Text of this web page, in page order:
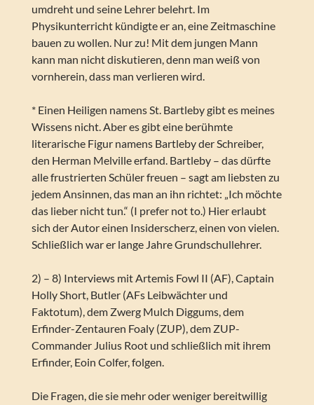
umdreht und seine Lehrer belehrt. Im
Physikunterricht kündigte er an, eine Zeitmaschine
bauen zu wollen. Nur zu! Mit dem jungen Mann
kann man nicht diskutieren, denn man weiß von
vornherein, dass man verlieren wird.
* Einen Heiligen namens St. Bartleby gibt es meines
Wissens nicht. Aber es gibt eine berühmte
literarische Figur namens Bartleby der Schreiber,
den Herman Melville erfand. Bartleby – das dürfte
alle frustrierten Schüler freuen – sagt am liebsten zu
jedem Ansinnen, das man an ihn richtet: „Ich möchte
das lieber nicht tun.“ (I prefer not to.) Hier erlaubt
sich der Autor einen Insiderscherz, einen von vielen.
Schließlich war er lange Jahre Grundschullehrer.
2) – 8) Interviews mit Artemis Fowl II (AF), Captain
Holly Short, Butler (AFs Leibwächter und
Faktotum), dem Zwerg Mulch Diggums, dem
Erfinder-Zentauren Foaly (ZUP), dem ZUP-
Commander Julius Root und schließlich mit ihrem
Erfinder, Eoin Colfer, folgen.
Die Fragen, die sie mehr oder weniger bereitwillig